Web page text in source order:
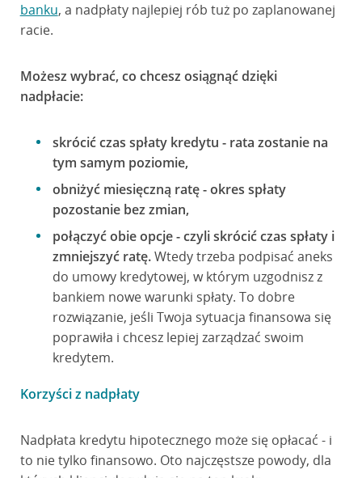
banku, a nadpłaty najlepiej rób tuż po zaplanowanej
racie.
Możesz wybrać, co chcesz osiągnąć dzięki
nadpłacie:
skrócić czas spłaty kredytu - rata zostanie na
tym samym poziomie,
obniżyć miesięczną ratę - okres spłaty
pozostanie bez zmian,
połączyć obie opcje - czyli skrócić czas spłaty i
zmniejszyć ratę.Wtedy trzeba podpisać aneks
do umowy kredytowej, w którym uzgodnisz z
bankiem nowe warunki spłaty. To dobre
rozwiązanie, jeśli Twoja sytuacja finansowa się
poprawiła i chcesz lepiej zarządzać swoim
kredytem.
Korzyści z nadpłaty
Nadpłata kredytu hipotecznego może się opłacać - i
to nie tylko finansowo. Oto najczęstsze powody, dla